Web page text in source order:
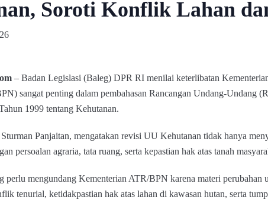
Soroti Konflik Lahan
– Badan Legislasi (Baleg) DPR RI menilai keterlibatan
sangat penting dalam pembahasan Rancangan Undang-Undang
1999 tentang Kehutanan.
Panjaitan, mengatakan revisi UU Kehutanan tidak hanya
persoalan agraria, tata ruang, serta kepastian hak atas tanah
perlu mengundang Kementerian ATR/BPN karena materi perubahan
tenurial, ketidakpastian hak atas lahan di kawasan hutan, serta